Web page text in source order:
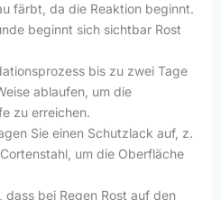
färbt, da die Reaktion beginnt.
beginnt sich sichtbar Rost
bis zu zwei Tage
ablaufen, um die
zu erreichen.
Sie einen Schutzlack auf, z.
um die Oberfläche
dass bei Regen Rost auf den